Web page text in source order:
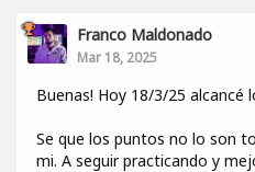
Franco Maldonado
Mar 18, 2025
Buenas! Hoy 18/3/25 alcancé
Se que los puntos no lo son
mi. A seguir practicando y